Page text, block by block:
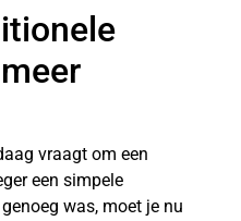
vraagt om een
een simpele
was, moet je nu